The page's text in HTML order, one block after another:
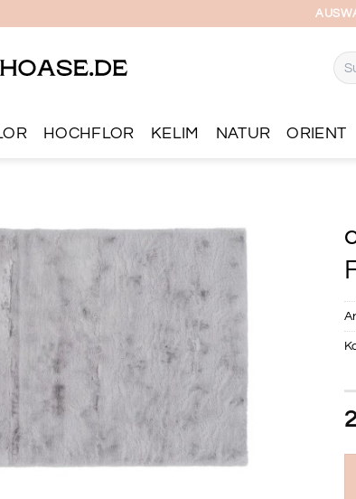
nach:
HOCHFLOR KELIM NATUR ORIENT